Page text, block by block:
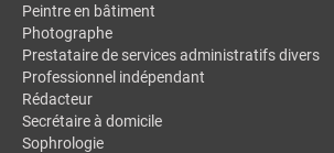
Peintre en bâtiment
Photographe
Prestataire de services administratifs divers
Professionnel indépendant
Rédacteur
Secrétaire à domicile
Sophrologie